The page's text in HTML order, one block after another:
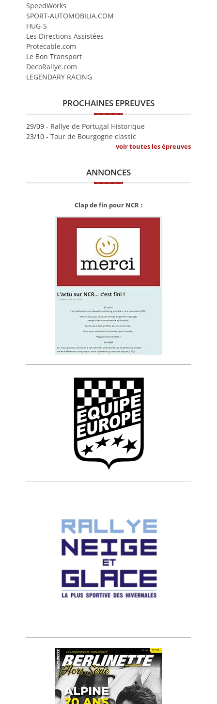
SpeedWorks
SPORT-AUTOMOBILIA.COM
HUG-S
Les Directions Assistées
Protecable.com
Le Bon Transport
DecoRallye.com
LEGENDARY RACING
PROCHAINES EPREUVES
29/09 - Rallye de Portugal Historique
23/10 - Tour de Bourgogne classic
voir toutes les épreuves
ANNONCES
Clap de fin pour NCR :